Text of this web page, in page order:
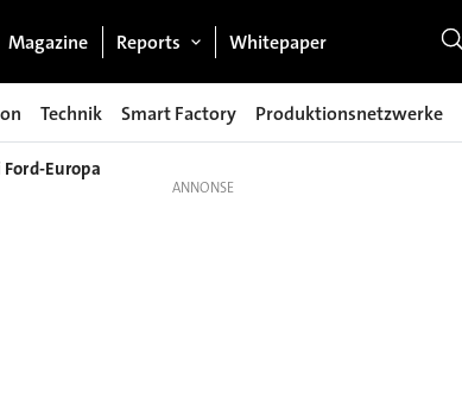
Magazine Reports Whitepaper
Technik Smart Factory Produktionsnetzwerke
Europa